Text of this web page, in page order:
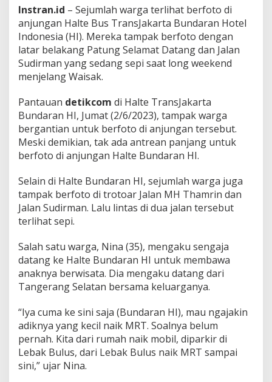
o
t
o
d
A
n
u
n
g
a
n
H
a
t
e
T
n
d
a
r
n
H
I
Instran.id – Sejumlah warga terlihat berfoto di
anjungan Halte Bus TransJakarta Bundaran Hotel
Indonesia (HI). Mereka tampak berfoto dengan
latar belakang Patung Selamat Datang dan Jalan
Sudirman yang sedang sepi saat long weekend
menjelang Waisak.
Pantauan detikcom di Halte TransJakarta
Bundaran HI, Jumat (2/6/2023), tampak warga
bergantian untuk berfoto di anjungan tersebut.
Meski demikian, tak ada antrean panjang untuk
berfoto di anjungan Halte Bundaran HI.
Selain di Halte Bundaran HI, sejumlah warga juga
tampak berfoto di trotoar Jalan MH Thamrin dan
Jalan Sudirman. Lalu lintas di dua jalan tersebut
terlihat sepi.
Salah satu warga, Nina (35), mengaku sengaja
datang ke Halte Bundaran HI untuk membawa
anaknya berwisata. Dia mengaku datang dari
Tangerang Selatan bersama keluarganya.
“Iya cuma ke sini saja (Bundaran HI), mau ngajakin
adiknya yang kecil naik MRT. Soalnya belum
pernah. Kita dari rumah naik mobil, diparkir di
Lebak Bulus, dari Lebak Bulus naik MRT sampai
sini,” ujar Nina.